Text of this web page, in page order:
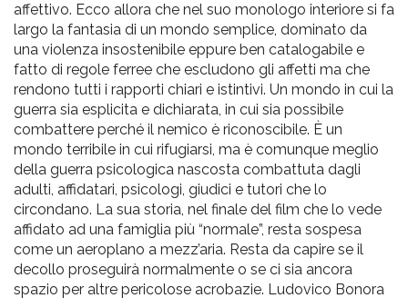
affettivo. Ecco allora che nel suo monologo interiore si fa
largo la fantasia di un mondo semplice, dominato da
una violenza insostenibile eppure ben catalogabile e
fatto di regole ferree che escludono gli affetti ma che
rendono tutti i rapporti chiari e istintivi. Un mondo in cui la
guerra sia esplicita e dichiarata, in cui sia possibile
combattere perché il nemico è riconoscibile. È un
mondo terribile in cui rifugiarsi, ma è comunque meglio
della guerra psicologica nascosta combattuta dagli
adulti, affidatari, psicologi, giudici e tutori che lo
circondano. La sua storia, nel finale del film che lo vede
affidato ad una famiglia più “normale”, resta sospesa
come un aeroplano a mezz’aria. Resta da capire se il
decollo proseguirà normalmente o se ci sia ancora
spazio per altre pericolose acrobazie. Ludovico Bonora